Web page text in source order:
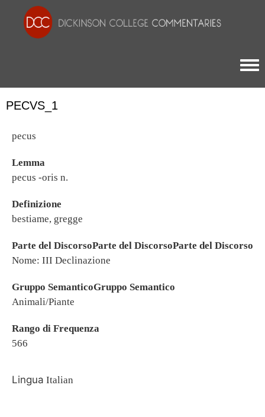
PECVS_1
pecus
Lemma
pecus -oris n.
Definizione
bestiame, gregge
Parte del DiscorsoParte del DiscorsoParte del Discorso
Nome: III Declinazione
Gruppo SemanticoGruppo Semantico
Animali/Piante
Rango di Frequenza
566
Lingua Italian